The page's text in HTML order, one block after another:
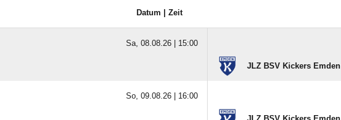
Datum | Zeit
Sa, 08.08.26 | 15:00
JLZ BSV Kickers Emden
So, 09.08.26 | 16:00